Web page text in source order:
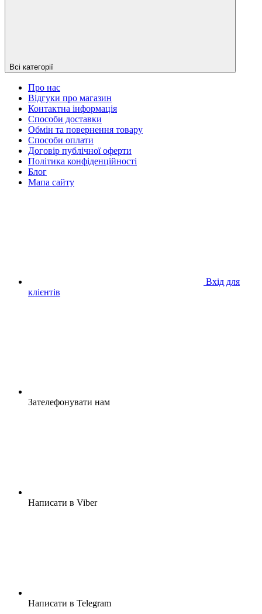
Всі категорії
Про нас
Відгуки про магазин
Контактна інформація
Способи доставки
Обмін та повернення товару
Способи оплати
Договір публічної оферти
Політика конфіденційності
Блог
Мапа сайту
Вхід для
клієнтів
Зателефонувати нам
Написати в Viber
Написати в Telegram